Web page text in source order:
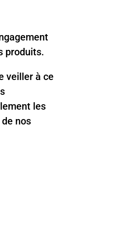
produits.
veiller à ce
les
nos